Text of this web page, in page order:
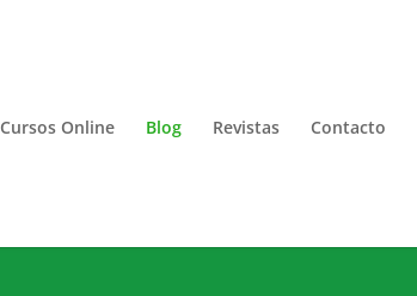
Cursos Online Blog Revistas Contacto